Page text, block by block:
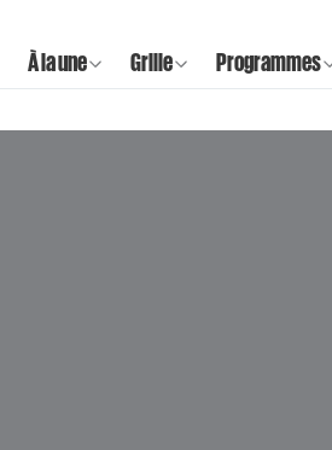
À la une Grille Programmes